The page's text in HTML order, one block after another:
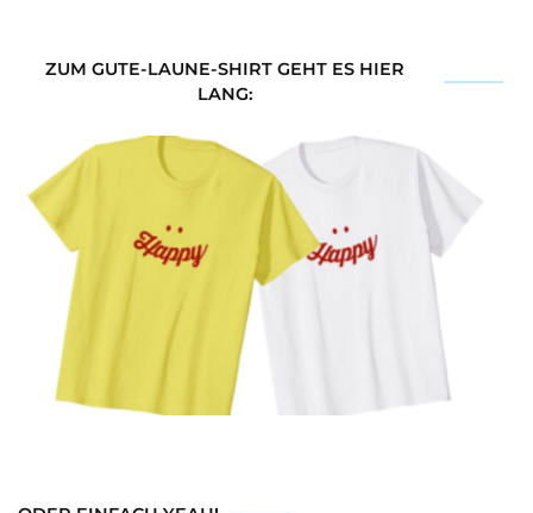
ZUM GUTE-LAUNE-SHIRT GEHT ES HIER
LANG: